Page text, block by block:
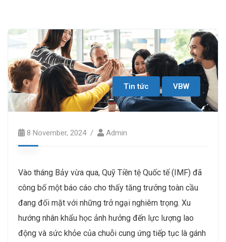
Tin tức VBW
8 November, 2024 Admin
Vào tháng Bảy vừa qua, Quỹ Tiền tệ Quốc tế (IMF) đã
công bố một báo cáo cho thấy tăng trưởng toàn cầu
đang đối mặt với những trở ngại nghiêm trọng. Xu
hướng nhân khẩu học ảnh hưởng đến lực lượng lao
động và sức khỏe của chuỗi cung ứng tiếp tục là gánh